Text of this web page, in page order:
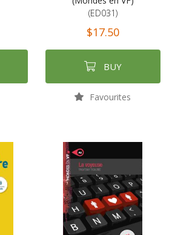
(ED031)
$17.50
BUY
Favourites